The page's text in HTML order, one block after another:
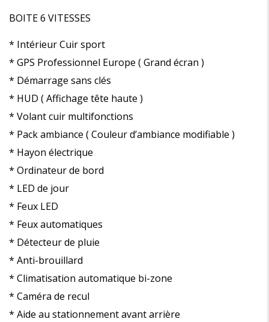
BOITE 6 VITESSES
* Intérieur Cuir sport
* GPS Professionnel Europe ( Grand écran )
* Démarrage sans clés
* HUD ( Affichage tête haute )
* Volant cuir multifonctions
* Pack ambiance ( Couleur d’ambiance modifiable )
* Hayon électrique
* Ordinateur de bord
* LED de jour
* Feux LED
* Feux automatiques
* Détecteur de pluie
* Anti-brouillard
* Climatisation automatique bi-zone
* Caméra de recul
* Aide au stationnement avant arrière